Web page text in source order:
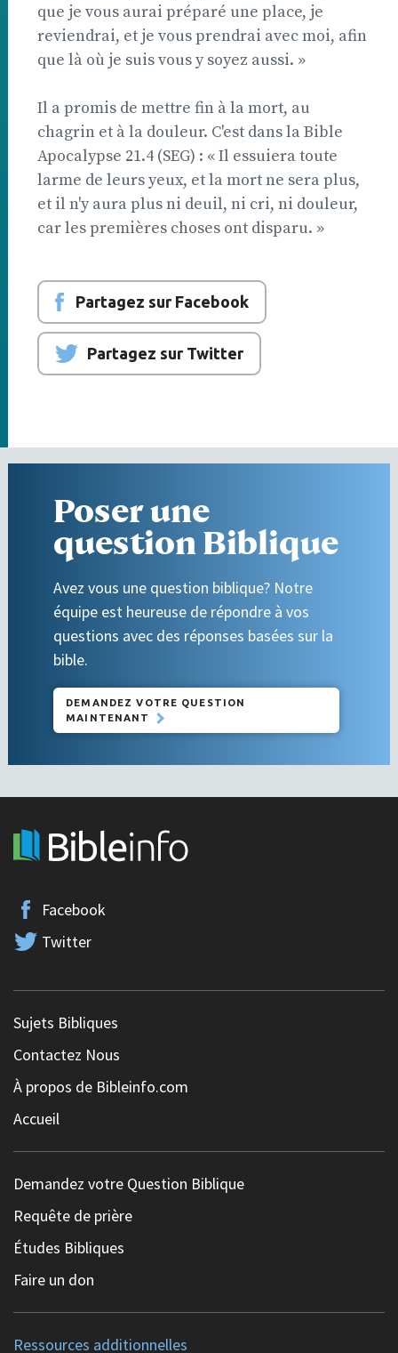
que je vous aurai préparé une place, je
reviendrai, et je vous prendrai avec moi, afin
que là où je suis vous y soyez aussi. »
Il a promis de mettre fin à la mort, au
chagrin et à la douleur. C'est dans la Bible 
Apocalypse 21.4 (SEG) : « Il essuiera toute
larme de leurs yeux, et la mort ne sera plus,
et il n'y aura plus ni deuil, ni cri, ni douleur,
car les premières choses ont disparu. »
Partagez sur Facebook
Partagez sur Twitter
Poser une
question Biblique
Avez vous une question biblique? Notre
équipe est heureuse de répondre à vos
questions avec des réponses basées sur la
bible.
DEMANDEZ VOTRE QUESTION
MAINTENANT
Facebook
Twitter
Sujets Bibliques
Contactez Nous
À propos de Bibleinfo.com
Accueil
Demandez votre Question Biblique
Requête de prière
Études Bibliques
Faire un don
Ressources additionnelles